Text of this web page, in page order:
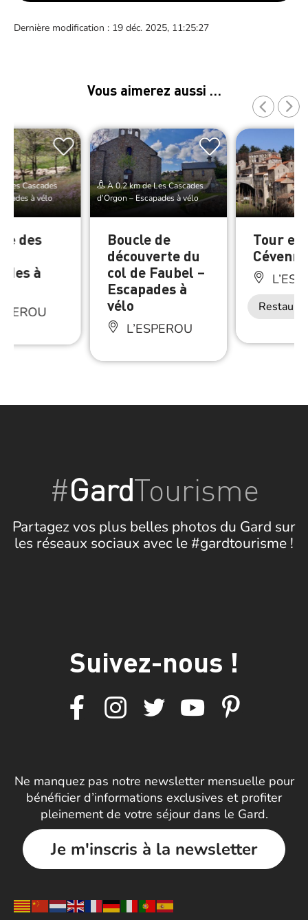
Dernière modification : 19 déc. 2025, 11:25:27
Vous aimerez aussi …
Les Cascades
à vélo
des
à
À 0.2 km de Les Cascades
d’Orgon – Escapades à vélo
Boucle de
découverte du
col de Faubel –
Escapades à
vélo
L’ESPEROU
Tour en
#GardTourisme
Partagez vos plus belles photos du Gard sur
les réseaux sociaux avec le #gardtourisme !
Suivez-nous !
Ne manquez pas notre newsletter mensuelle pour
bénéficier d’informations exclusives et profiter
pleinement de votre séjour dans le Gard.
Je m'inscris à la newsletter